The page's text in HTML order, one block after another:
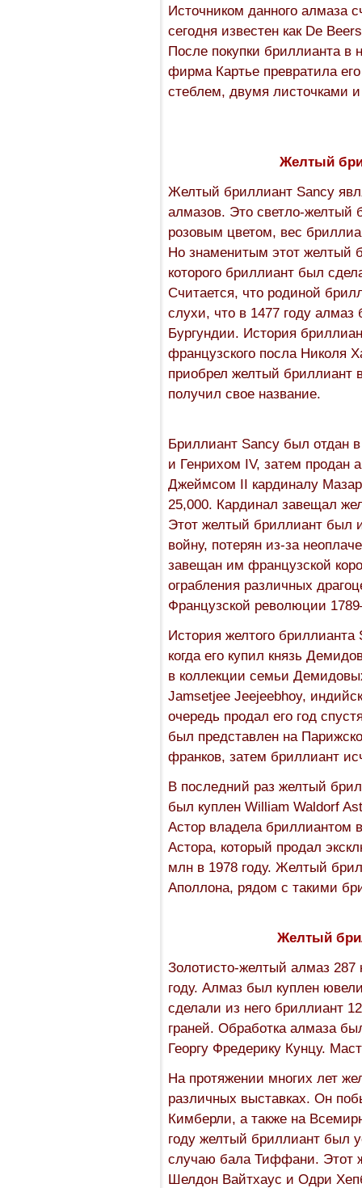
Источником данного алмаза
сегодня известен как De
После покупки бриллианта в
фирма Картье превратила
стеблем, двумя листочками
Желтый
Желтый бриллиант Sancy
алмазов. Это светло-желтый
розовым цветом, вес
Но знаменитым этот желтый
которого бриллиант был
Считается, что родиной
слухи, что в 1477 году
Бургундии. История
французского посла Николя
приобрел желтый бриллиант
получил свое название.
Бриллиант Sancy был отдан
и Генрихом IV, затем продан
Джеймсом II кардиналу
25,000. Кардинал завещал
Этот желтый бриллиант был
войну, потерян из-за
завещан им французской
ограбления различных
Французской революции
История желтого бриллианта
когда его купил князь
в коллекции семьи
Jamsetjee Jeejeebhoy,
очередь продал его год
был представлен на
франков, затем бриллиант
В последний раз желтый
был куплен William Waldorf
Астор владела бриллиантом
Астора, который продал
млн в 1978 году. Желтый
Аполлона, рядом с такими
Желтый
Золотисто-желтый алмаз
году. Алмаз был куплен
сделали из него бриллиант
граней. Обработка алмаза
Георгу Фредерику Кунцу.
На протяжении многих лет
различных выставках. Он
Кимберли, а также на
году желтый бриллиант был
случаю бала Тиффани. Этот
Шелдон Вайтхаус и Одри